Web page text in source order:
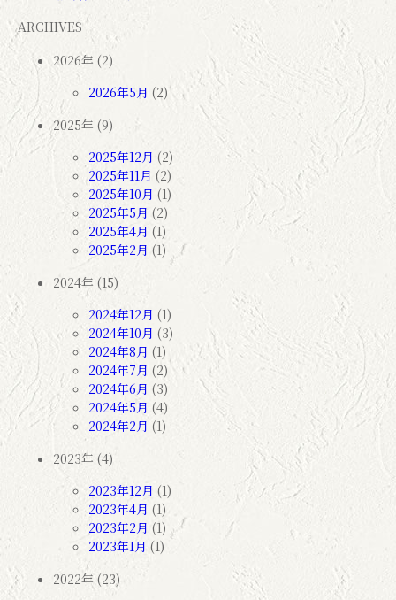
ARCHIVES
2026年 (2)
2026年5月 (2)
2025年 (9)
2025年12月 (2)
2025年11月 (2)
2025年10月 (1)
2025年5月 (2)
2025年4月 (1)
2025年2月 (1)
2024年 (15)
2024年12月 (1)
2024年10月 (3)
2024年8月 (1)
2024年7月 (2)
2024年6月 (3)
2024年5月 (4)
2024年2月 (1)
2023年 (4)
2023年12月 (1)
2023年4月 (1)
2023年2月 (1)
2023年1月 (1)
2022年 (23)